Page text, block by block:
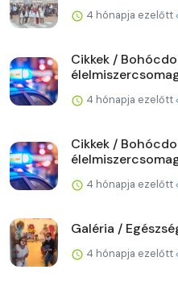
4 hónapja ezelőtt
Cikkek /
4 hónapja ezelőtt
Cikkek /
4 hónapja ezelőtt
Galéria /
4 hónapja ezelőtt